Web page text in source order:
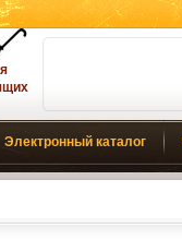
Электронный каталог